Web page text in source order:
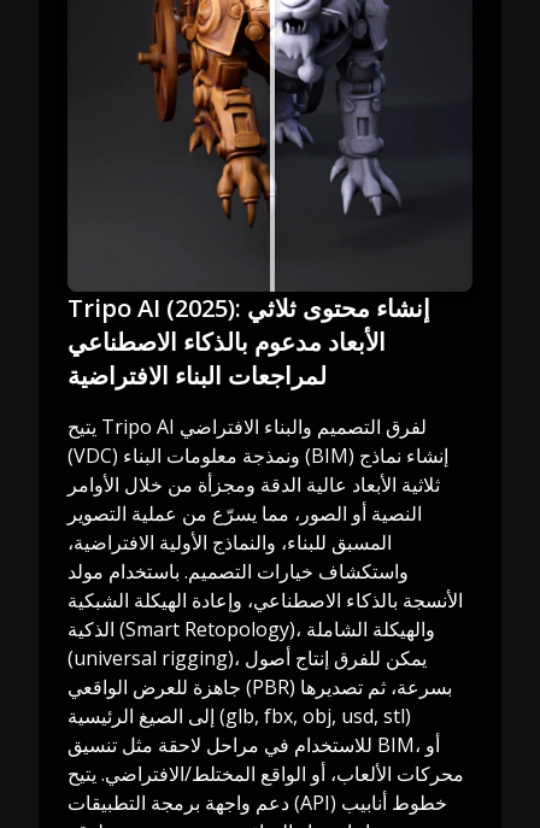
Tripo AI (2025): إنشاء محتوى ثلاثي
الأبعاد مدعوم بالذكاء الاصطناعي
لمراجعات البناء الافتراضية
يتيح Tripo AI لفرق التصميم والبناء الافتراضي
(VDC) ونمذجة معلومات البناء (BIM) إنشاء نماذج
ثلاثية الأبعاد عالية الدقة ومجزأة من خلال الأوامر
النصية أو الصور، مما يسرّع من عملية التصوير
المسبق للبناء، والنماذج الأولية الافتراضية،
واستكشاف خيارات التصميم. باستخدام مولد
الأنسجة بالذكاء الاصطناعي، وإعادة الهيكلة الشبكية
الذكية (Smart Retopology)، والهيكلة الشاملة
(universal rigging)، يمكن للفرق إنتاج أصول
جاهزة للعرض الواقعي (PBR) بسرعة، ثم تصديرها
إلى الصيغ الرئيسية (glb, fbx, obj, usd, stl)
للاستخدام في مراحل لاحقة مثل تنسيق BIM، أو
محركات الألعاب، أو الواقع المختلط/الافتراضي. يتيح
دعم واجهة برمجة التطبيقات (API) خطوط أنابيب